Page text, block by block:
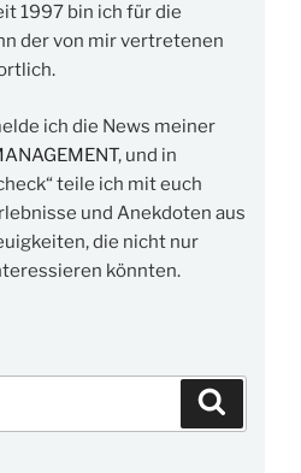
1997 bin ich für die
der von mir vertretenen
ich die News meiner
, und in
teile ich mit euch
und Anekdoten aus
die nicht nur
könnten.